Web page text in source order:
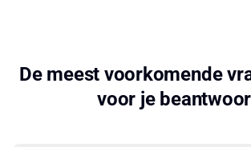
De meest voorkomende
voor je